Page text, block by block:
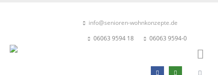
info@senioren-wohnkonzepte.de
06063 9594 18
06063 9594-0